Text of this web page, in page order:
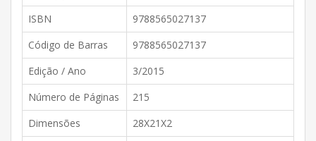
ISBN
9788565027137
Código de Barras
9788565027137
Edição / Ano
3/2015
Número de Páginas
215
Dimensões
28X21X2